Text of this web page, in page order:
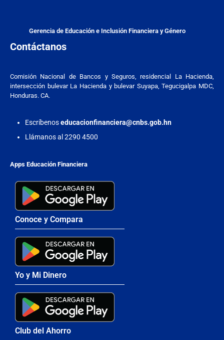
Gerencia de Educación e Inclusión Financiera y Género
Contáctanos
Comisión Nacional de Bancos y Seguros, residencial La Hacienda,
intersección bulevar La Hacienda y bulevar Suyapa, Tegucigalpa MDC,
Honduras. CA.
Escríbenoseducacionfinanciera@cnbs.gob.hn
Llámanos al 2290 4500
Apps Educación Financiera
Conoce y Compara
Yo y Mi Dinero
Club del Ahorro